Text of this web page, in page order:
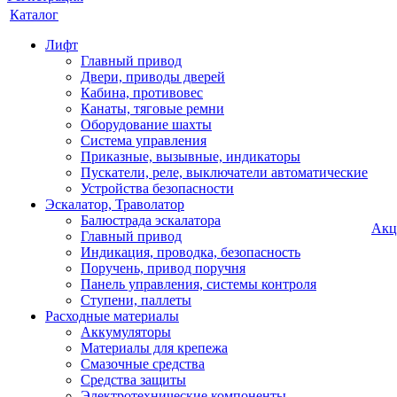
Каталог
Лифт
Главный привод
Двери, приводы дверей
Кабина, противовес
Канаты, тяговые ремни
Оборудование шахты
Система управления
Приказные, вызывные, индикаторы
Пускатели, реле, выключатели автоматические
Устройства безопасности
Эскалатор, Траволатор
Балюстрада эскалатора
Главный привод
Индикация, проводка, безопасность
Поручень, привод поручня
Панель управления, системы контроля
Ступени, паллеты
Расходные материалы
Аккумуляторы
Материалы для крепежа
Смазочные средства
Средства защиты